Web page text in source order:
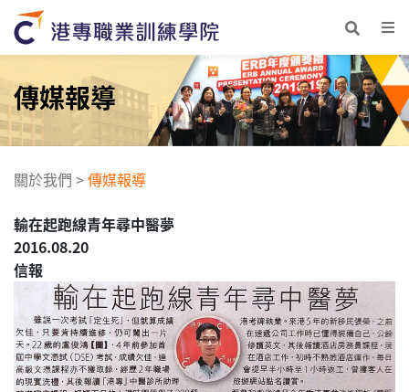
傳媒報導
關於我們 >傳媒報導
輸在起跑線青年尋中醫夢
2016.08.20
信報